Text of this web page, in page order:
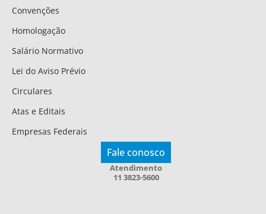
Convenções
Homologação
Salário Normativo
Lei do Aviso Prévio
Circulares
Atas e Editais
Empresas Federais
Fale conosco
Atendimento
11 3823-5600